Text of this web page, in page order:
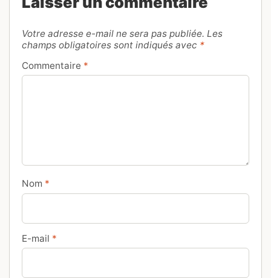
Votre adresse e-mail ne sera pas publiée. Les
champs obligatoires sont indiqués avec *
Commentaire *
Nom *
E-mail *